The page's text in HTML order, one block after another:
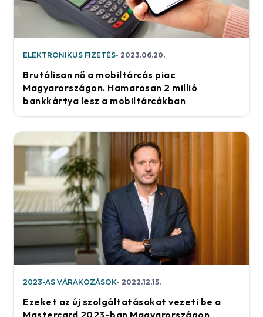
ELEKTRONIKUS FIZETÉS 2023.06.20.
Brutálisan nő a mobiltárcás piac
Magyarországon. Hamarosan 2 millió
bankkártya lesz a mobiltárcákban
2023-AS VÁRAKOZÁSOK 2022.12.15.
Ezeket az új szolgáltatásokat vezeti be a